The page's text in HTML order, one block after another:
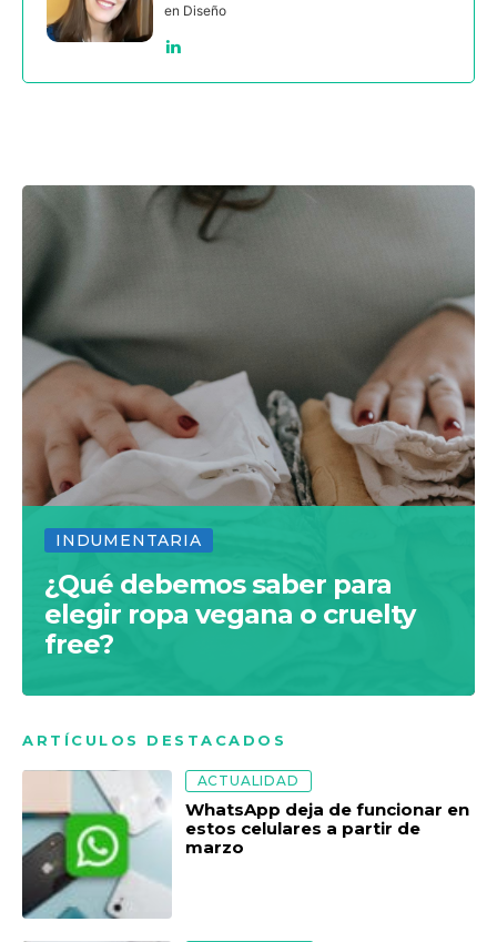
en Diseño
INDUMENTARIA
¿Qué debemos saber para
elegir ropa vegana o cruelty
free?
ARTÍCULOS DESTACADOS
ACTUALIDAD
WhatsApp deja de funcionar en
estos celulares a partir de
marzo